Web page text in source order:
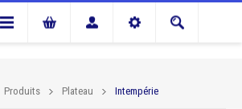
Produits Plateau Intempérie